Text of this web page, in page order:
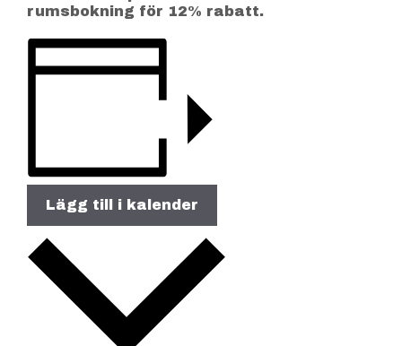
rumsbokning för 12% rabatt.
Lägg till i kalender